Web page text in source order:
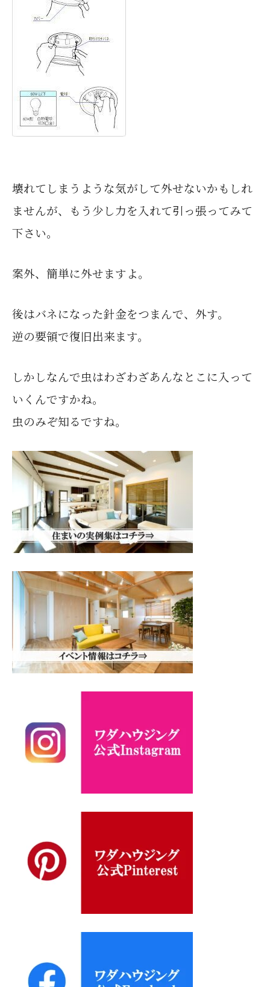
壊れてしまうような気がして外せないかもしれ
ませんが、
もう少し力を入れて引っ張ってみて
下さい。
案外、簡単に外せますよ。
後はバネになった針金をつまんで、外す。
逆の要領で復旧出来ます。
しかしなんで虫はわざわざあんなとこに入って
いくんですかね。
虫のみぞ知るですね。